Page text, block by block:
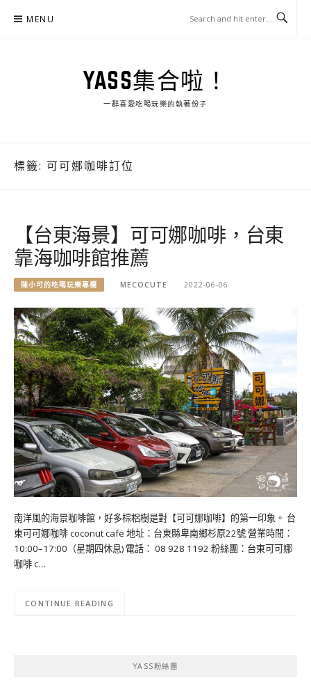
MENU
YASS集合啦！
一群喜愛吃喝玩樂的執著份子
標籤: 可可娜咖啡訂位
【台東海景】可可娜咖啡，台東
靠海咖啡館推薦
陳小可的吃喝玩樂專欄 MECOCUTE 2022-06-06
南洋風的海景咖啡館，好多棕梠樹是對【可可娜咖啡】的第一印象。 台
東可可娜咖啡 coconut cafe 地址：台東縣卑南鄉杉原22號 營業時間：
10:00–17:00（星期四休息) 電話： 08 928 1192 粉絲團：台東可可娜
咖啡 c…
CONTINUE READING
YASS粉絲團